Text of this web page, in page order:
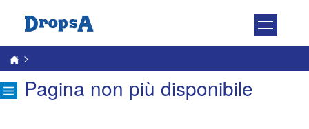
Attiva
>
Pagina non più disponibile